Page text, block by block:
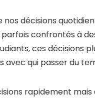
nos décisions
confrontés à
ces décisions
avec qui passer du
rapidement